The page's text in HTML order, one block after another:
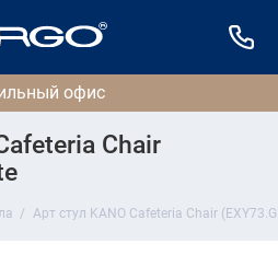
Chair
Арт стул KANO Cafeteria Chair